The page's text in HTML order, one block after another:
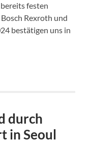
festen
Rexroth und
bestätigen uns in
durch
in Seoul